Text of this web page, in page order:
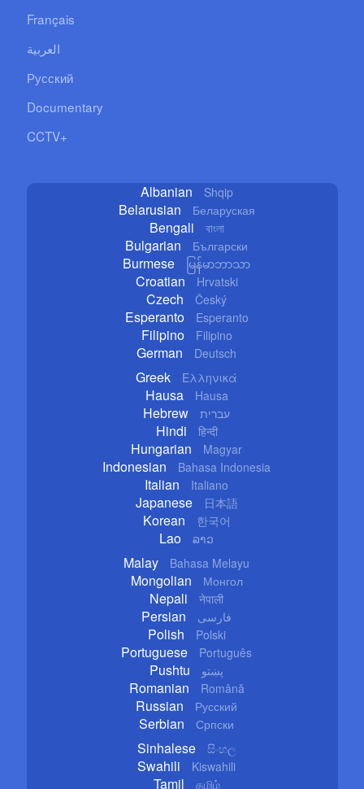
Français
العربية
Русский
Documentary
CCTV+
Albanian Shqip
Belarusian Беларуская
Bengali বাংলা
Bulgarian Български
Burmese မြန်မာဘာသာ
Croatian Hrvatski
Czech Český
Esperanto Esperanto
Filipino Filipino
German Deutsch
Greek Ελληνικά
Hausa Hausa
Hebrew עברית
Hindi हिन्दी
Hungarian Magyar
Indonesian Bahasa Indonesia
Italian Italiano
Japanese 日本語
Korean 한국어
Lao ລາວ
Malay Bahasa Melayu
Mongolian Монгол
Nepali नेपाली
Persian فارسی
Polish Polski
Portuguese Português
Pushtu پښتو
Romanian Română
Russian Русский
Serbian Српски
Sinhalese සිංහල
Swahili Kiswahili
Tamil தமிழ்